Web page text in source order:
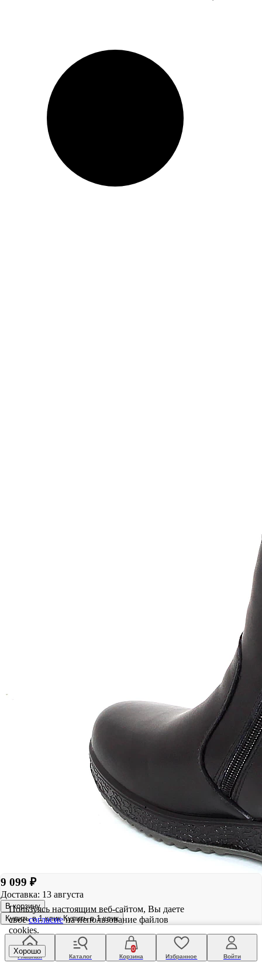
9 099 ₽
Доставка: 13 августа
В корзину
Купить в 1 клик Купить в 1 клик
Главная Каталог
0
Корзина
Избранное Войти
Пользуясь настоящим веб-сайтом, Вы даете
своесогласиена использование файлов
cookies.
Хорошо